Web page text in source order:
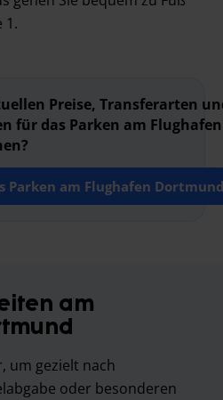
1.
Preise, Transferarten
für das Parken am Flughafen
Parken am Flughafen
am
um gezielt nach
oder besonderen